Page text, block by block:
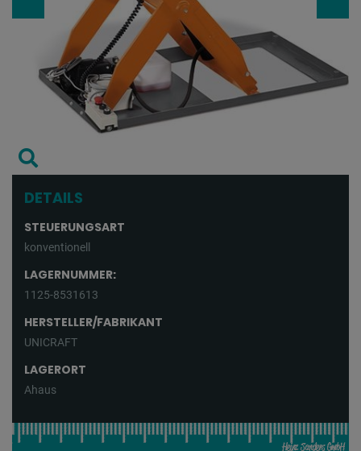
DETAILS
STEUERUNGSART
konventionell
LAGERNUMMER:
1125-8531613
HERSTELLER/FABRIKANT
UNICRAFT
LAGERORT
Ahaus